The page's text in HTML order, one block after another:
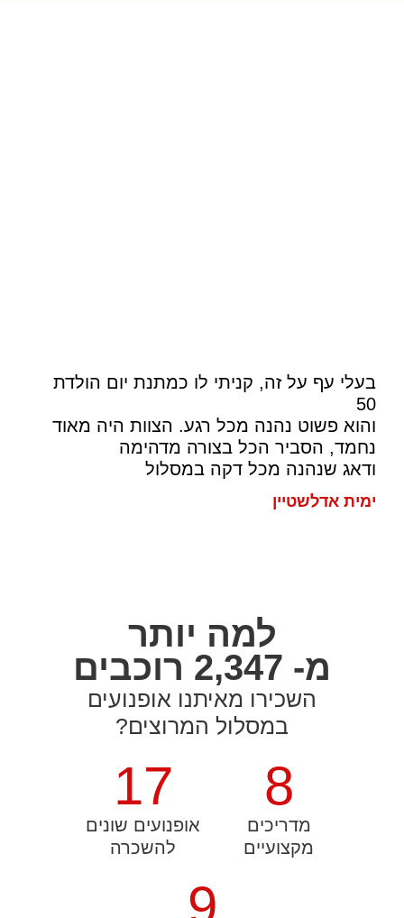
בעלי עף על זה, קניתי לו כמתנת יום הולדת
50
והוא פשוט נהנה מכל רגע. הצוות היה מאוד
נחמד, הסביר הכל בצורה מדהימה
ודאג שנהנה מכל דקה במסלול
ימית אדלשטיין
למה יותר
מ- 2,347 רוכבים
השכירו מאיתנו אופנועים
במסלול המרוצים?
8
מדריכים
מקצועיים
17
אופנועים שונים
להשכרה
9